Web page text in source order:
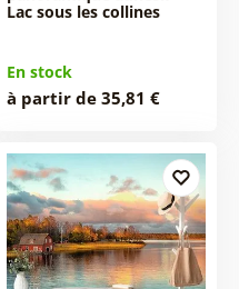
Lac sous les collines
En stock
à partir de 35,81 €